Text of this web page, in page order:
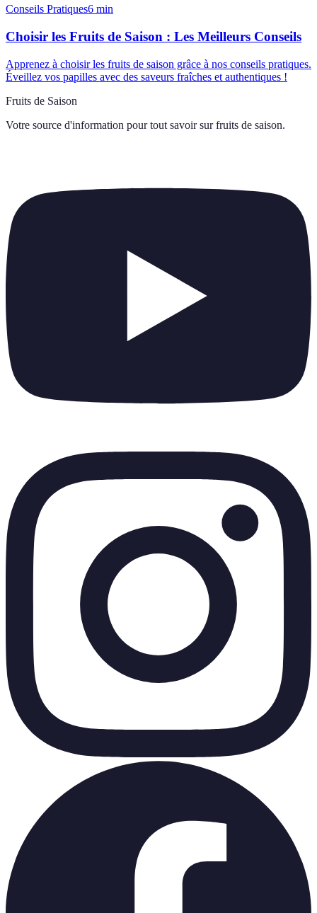
Conseils Pratiques6 min
Choisir les Fruits de Saison : Les Meilleurs Conseils
Apprenez à choisir les fruits de saison grâce à nos conseils pratiques.
Éveillez vos papilles avec des saveurs fraîches et authentiques !
Fruits de Saison
Votre source d'information pour tout savoir sur fruits de saison.